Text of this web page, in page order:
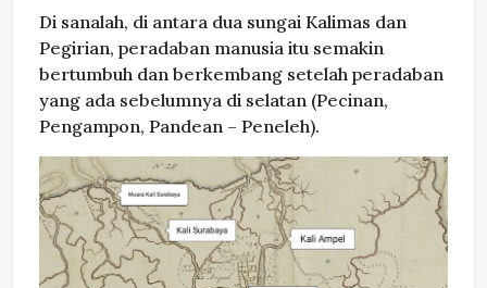
Di sanalah, di antara dua sungai Kalimas dan
Pegirian, peradaban manusia itu semakin
bertumbuh dan berkembang setelah peradaban
yang ada sebelumnya di selatan (Pecinan,
Pengampon, Pandean – Peneleh).